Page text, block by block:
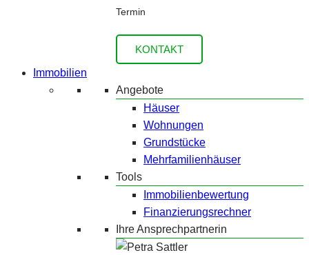
Termin
KONTAKT
Immobilien
Angebote
Häuser
Wohnungen
Grundstücke
Mehrfamilienhäuser
Tools
Immobilienbewertung
Finanzierungsrechner
Ihre Ansprechpartnerin